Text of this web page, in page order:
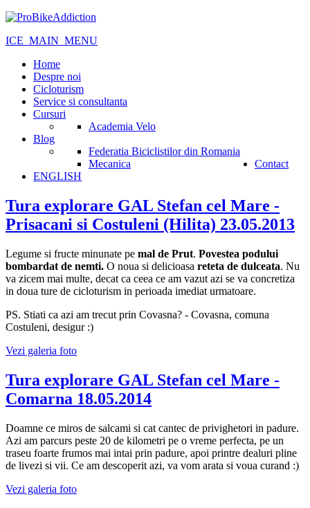
ICE_MAIN_MENU
Home
Despre noi
Cicloturism
Service si consultanta
Cursuri
Academia Velo
Blog
Federatia Biciclistilor din Romania
Mecanica
Contact
ENGLISH
Tura explorare GAL Stefan cel Mare -
Prisacani si Costuleni (Hilita) 23.05.2013
Legume si fructe minunate pe mal de Prut. Povestea podului
bombardat de nemti. O noua si delicioasa reteta de dulceata. Nu
va zicem mai multe, decat ca ceea ce am vazut azi se va concretiza
in doua ture de cicloturism in perioada imediat urmatoare.
PS. Stiati ca azi am trecut prin Covasna? - Covasna, comuna
Costuleni, desigur :)
Vezi galeria foto
Tura explorare GAL Stefan cel Mare -
Comarna 18.05.2014
Doamne ce miros de salcami si cat cantec de privighetori in padure.
Azi am parcurs peste 20 de kilometri pe o vreme perfecta, pe un
traseu foarte frumos mai intai prin padure, apoi printre dealuri pline
de livezi si vii. Ce am descoperit azi, va vom arata si voua curand :)
Vezi galeria foto